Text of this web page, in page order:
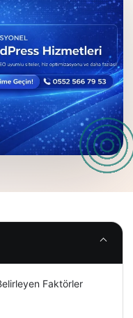
Faktörler